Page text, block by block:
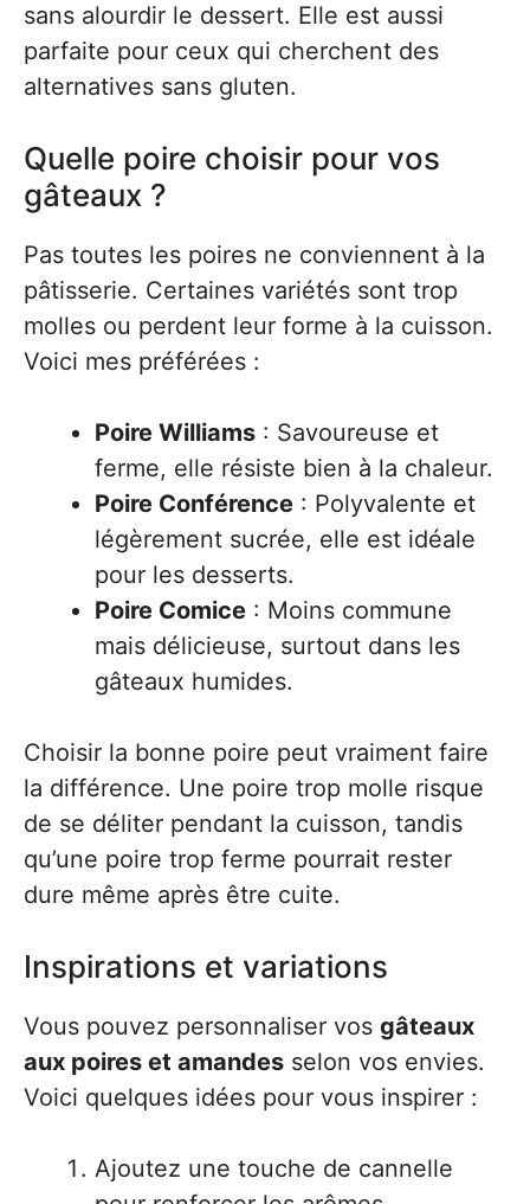
sans alourdir le dessert. Elle est aussi
parfaite pour ceux qui cherchent des
alternatives sans gluten.
Quelle poire choisir pour vos
gâteaux ?
Pas toutes les poires ne conviennent à la
pâtisserie. Certaines variétés sont trop
molles ou perdent leur forme à la cuisson.
Voici mes préférées :
Poire Williams : Savoureuse et
ferme, elle résiste bien à la chaleur.
Poire Conférence : Polyvalente et
légèrement sucrée, elle est idéale
pour les desserts.
Poire Comice : Moins commune
mais délicieuse, surtout dans les
gâteaux humides.
Choisir la bonne poire peut vraiment faire
la différence. Une poire trop molle risque
de se déliter pendant la cuisson, tandis
qu’une poire trop ferme pourrait rester
dure même après être cuite.
Inspirations et variations
Vous pouvez personnaliser vos gâteaux
aux poires et amandes selon vos envies.
Voici quelques idées pour vous inspirer :
Ajoutez une touche de cannelle